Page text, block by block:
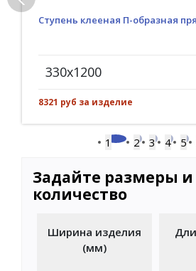
Ступень клееная П-образная
330x1200
8321 руб за изделие
1 2 3 4 5
Задайте размеры и
количество
Ширина изделия
(мм)